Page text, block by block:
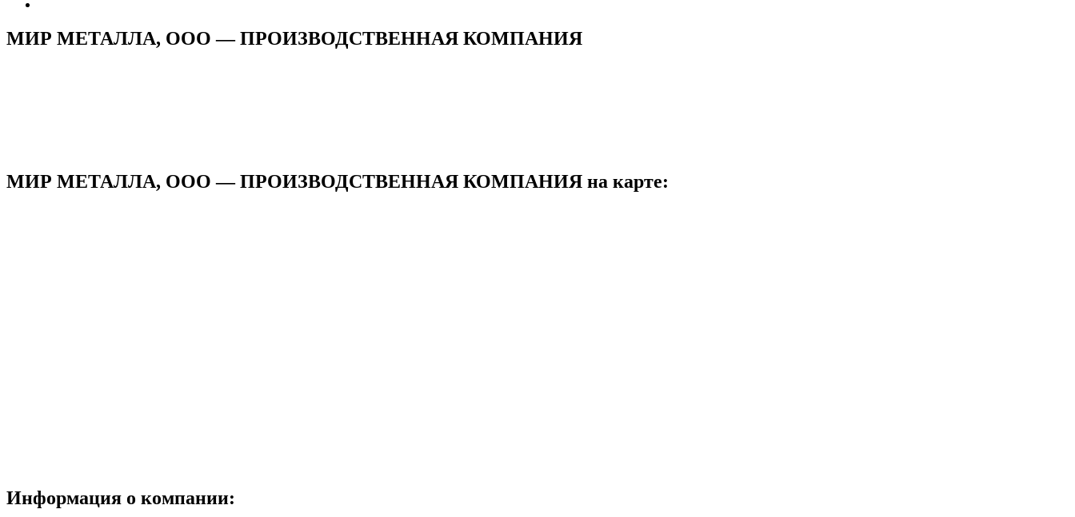
МИР МЕТАЛЛА, ООО — ПРОИЗВОДСТВЕННАЯ КОМПАНИЯ
МИР МЕТАЛЛА, ООО — ПРОИЗВОДСТВЕННАЯ КОМПАНИЯ на карте:
Информация о компании: